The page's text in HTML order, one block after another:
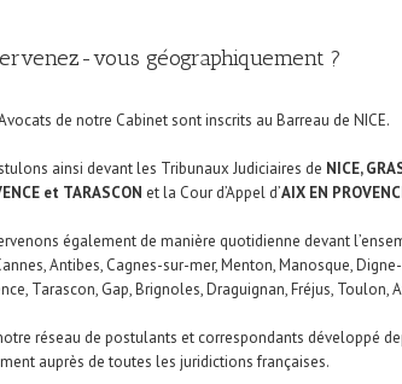
vous géographiquement ?
de notre Cabinet sont inscrits au Barreau de NICE.
ainsi devant les Tribunaux Judiciaires de NICE,
et TARASCON et la Cour d’Appel d’AIX EN
également de manière quotidienne devant
Antibes, Cagnes-sur-mer, Menton, Manosque,
Tarascon, Gap, Brignoles, Draguignan, Fréjus, Toulon,
réseau de postulants et correspondants développé
auprès de toutes les juridictions françaises.